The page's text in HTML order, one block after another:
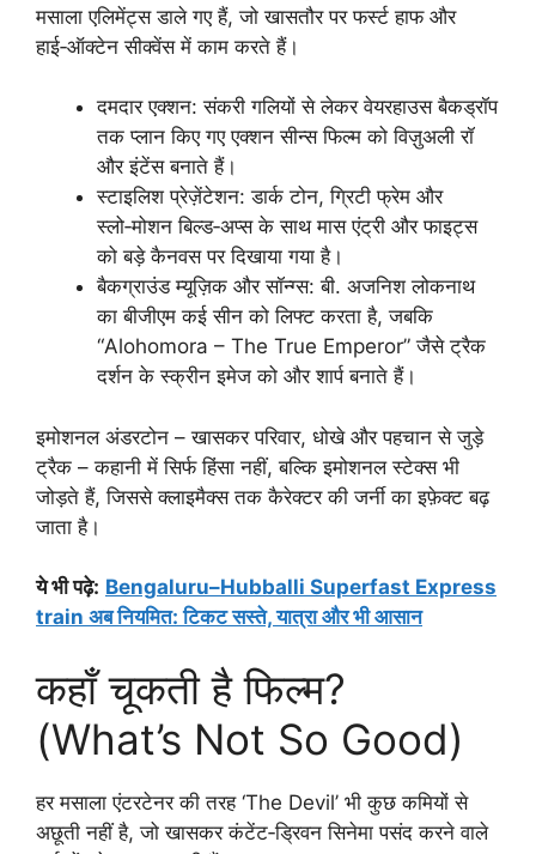
मसाला एलिमेंट्स डाले गए हैं, जो खासतौर पर फर्स्ट हाफ और
हाई‑ऑक्टेन सीक्वेंस में काम करते हैं।
दमदार एक्शन: संकरी गलियों से लेकर वेयरहाउस बैकड्रॉप
तक प्लान किए गए एक्शन सीन्स फिल्म को विज़ुअली रॉ
और इंटेंस बनाते हैं।
स्टाइलिश प्रेज़ेंटेशन: डार्क टोन, ग्रिटी फ्रेम और
स्लो‑मोशन बिल्ड‑अप्स के साथ मास एंट्री और फाइट्स
को बड़े कैनवस पर दिखाया गया है।
बैकग्राउंड म्यूज़िक और सॉन्ग्स: बी. अजनिश लोकनाथ
का बीजीएम कई सीन को लिफ्ट करता है, जबकि
“Alohomora – The True Emperor” जैसे ट्रैक
दर्शन के स्क्रीन इमेज को और शार्प बनाते हैं।​
इमोशनल अंडरटोन – खासकर परिवार, धोखे और पहचान से जुड़े
ट्रैक – कहानी में सिर्फ हिंसा नहीं, बल्कि इमोशनल स्टेक्स भी
जोड़ते हैं, जिससे क्लाइमैक्स तक कैरेक्टर की जर्नी का इफ़ेक्ट बढ़
जाता है।
ये भी पढ़े: Bengaluru–Hubballi Superfast Express
train अब नियमित: टिकट सस्ते, यात्रा और भी आसान
कहाँ चूकती है फिल्म?
(What’s Not So Good)
हर मसाला एंटरटेनर की तरह ‘The Devil’ भी कुछ कमियों से
अछूती नहीं है, जो खासकर कंटेंट‑ड्रिवन सिनेमा पसंद करने वाले